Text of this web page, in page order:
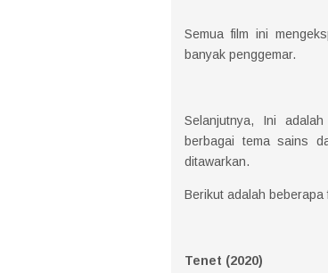
Semua film ini
banyak penggemar.
Selanjutnya, Ini
berbagai tema sains
ditawarkan.
Berikut adalah beberapa
Tenet (2020)